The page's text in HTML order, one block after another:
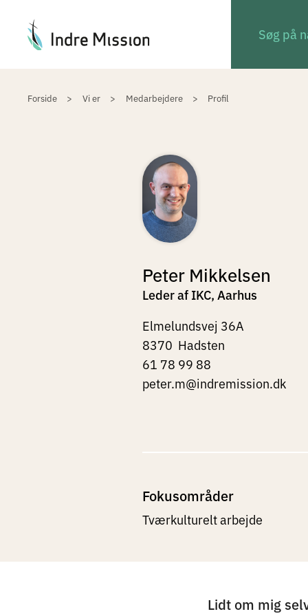
Forside Vi er Medarbejdere Profil
Peter Mikkelsen
Leder af IKC, Aarhus
Elmelundsvej 36A
8370 Hadsten
61 78 99 88
peter.m@indremission.dk
Fokusområder
Tværkulturelt arbejde
Lidt om mig